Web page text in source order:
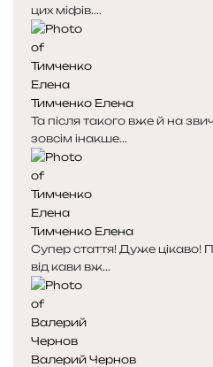
цих міфів....
Тимченко Елена
Та після такого вже й на
зовсім інакше...
Тимченко Елена
Супер стаття! Дуже цікаво!
від кави вж...
Валерий Чернов